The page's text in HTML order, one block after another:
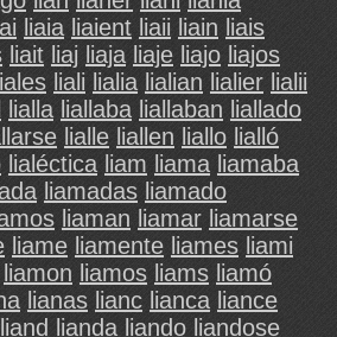
liaia liaient liaii liain liais
liait liaj liaja liaje liajo liajos
liales liali lialia lialian lialier lialii
lialla liallaba liallaban liallado
lialle liallen liallo lialló
lialéctica liam liama liamaba
liamadas liamado
liaman liamar liamarse
liame liamente liames liami
liamon liamos liams liamó
lianas lianc lianca liance
liand lianda liando liandose